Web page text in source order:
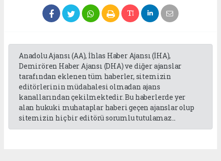
Anadolu Ajansı (AA), İhlas Haber Ajansı (İHA),
Demirören Haber Ajansı (DHA) ve diğer ajanslar
tarafından eklenen tüm haberler, sitemizin
editörlerinin müdahalesi olmadan ajans
kanallarından çekilmektedir. Bu haberlerde yer
alan hukuki muhataplar haberi geçen ajanslar olup
sitemizin hiç bir editörü sorumlu tutulamaz...